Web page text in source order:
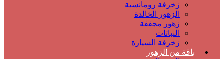
زخرفة رومانسية
الزهور الخالدة
زهور مجففة
النباتات
زخرفة السيارة
باقة من الزهور